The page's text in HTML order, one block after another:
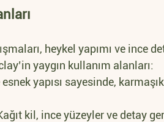
heykel yapımı ve ince
yaygın kullanım alanları:
esnek yapısı sayesinde,
kil, ince yüzeyler ve detay